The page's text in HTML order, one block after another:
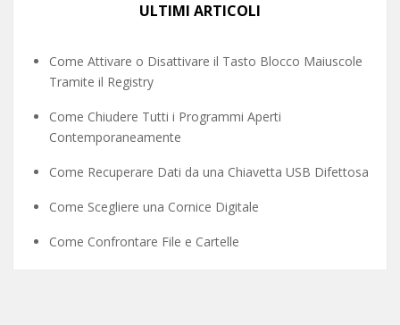
ULTIMI ARTICOLI
Come Attivare o Disattivare il Tasto Blocco Maiuscole
Tramite il Registry
Come Chiudere Tutti i Programmi Aperti
Contemporaneamente
Come Recuperare Dati da una Chiavetta USB Difettosa
Come Scegliere una Cornice Digitale
Come Confrontare File e Cartelle